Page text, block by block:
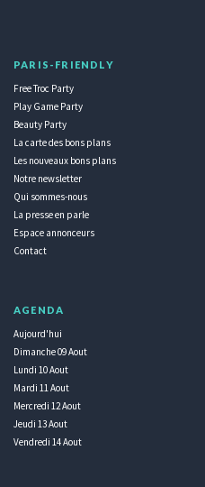
PARIS-FRIENDLY
Free Troc Party
Play Game Party
Beauty Party
La carte des bons plans
Les nouveaux bons plans
Notre newsletter
Qui sommes-nous
La presse en parle
Espace annonceurs
Contact
AGENDA
Aujourd'hui
Dimanche 09 Aout
Lundi 10 Aout
Mardi 11 Aout
Mercredi 12 Aout
Jeudi 13 Aout
Vendredi 14 Aout